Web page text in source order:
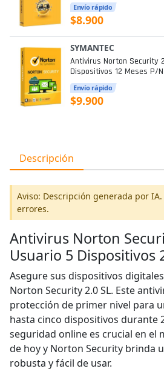
Envío rápido
$8.900
SYMANTEC
Antivirus Norton Security
Dispositivos 12 Meses P/
Envío rápido
$9.900
Descripción
Aviso: Descripción generada por
errores.
Antivirus Norton
Usuario 5 Dispositivos
Asegure sus dispositivos
Norton Security 2.0 SL. Este
protección de primer nivel para
hasta cinco dispositivos durante
seguridad online es crucial en el
de hoy y Norton Security brinda
robusta y fácil de usar.